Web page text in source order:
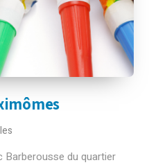
Barberousse du quartier